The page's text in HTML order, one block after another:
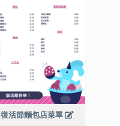
復活節麵包店菜單